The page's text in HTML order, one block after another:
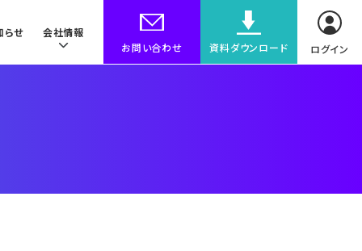
らせ
会社情報
お問い合わせ
資料ダウンロード ログイン